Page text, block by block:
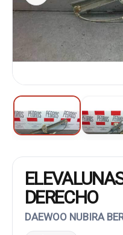
DERECHO
DAEWOO NUBIRA